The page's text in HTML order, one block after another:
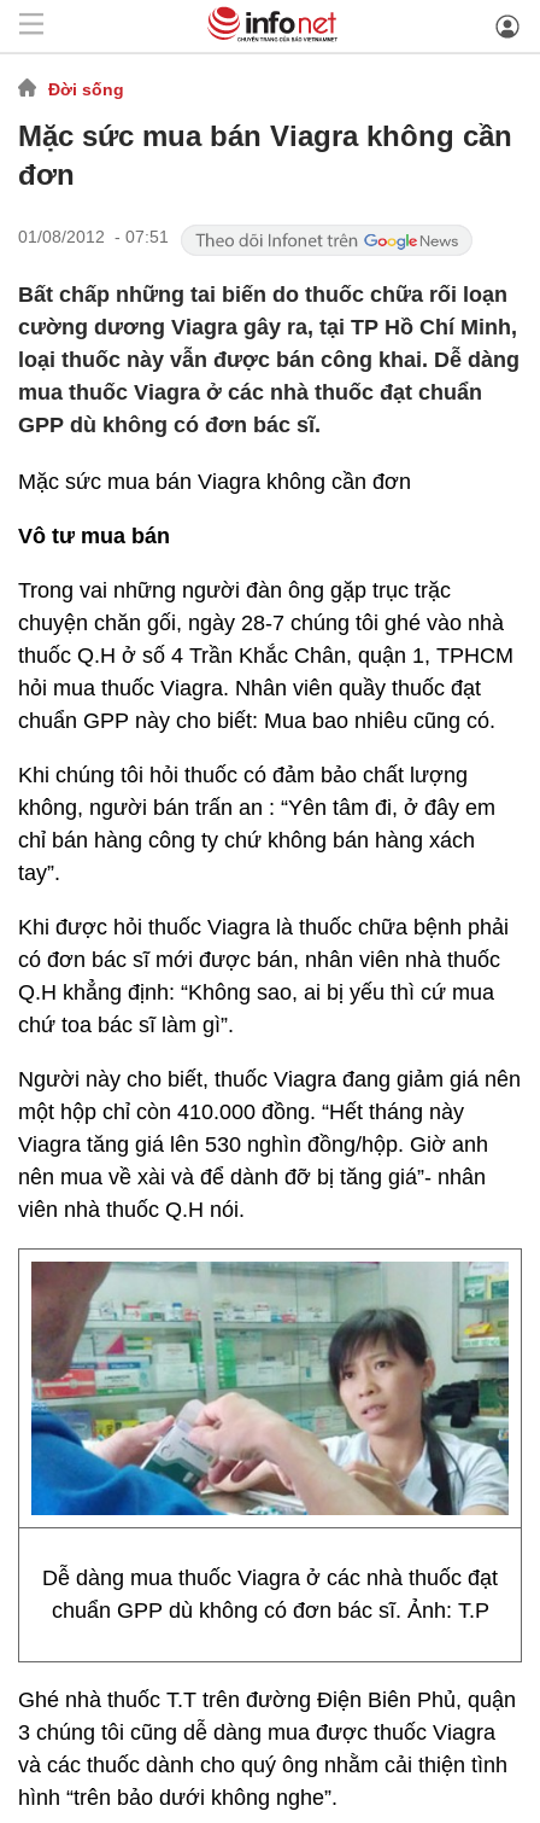
Đời sống
Mặc sức mua bán Viagra không cần
đơn
01/08/2012 - 07:51
Bất chấp những tai biến do thuốc chữa rối loạn
cường dương Viagra gây ra, tại TP Hồ Chí Minh,
loại thuốc này vẫn được bán công khai. Dễ dàng
mua thuốc Viagra ở các nhà thuốc đạt chuẩn
GPP dù không có đơn bác sĩ.
Mặc sức mua bán Viagra không cần đơn
Vô tư mua bán
Trong vai những người đàn ông gặp trục trặc
chuyện chăn gối, ngày 28-7 chúng tôi ghé vào nhà
thuốc Q.H ở số 4 Trần Khắc Chân, quận 1, TPHCM
hỏi mua thuốc Viagra. Nhân viên quầy thuốc đạt
chuẩn GPP này cho biết: Mua bao nhiêu cũng có.
Khi chúng tôi hỏi thuốc có đảm bảo chất lượng
không, người bán trấn an : “Yên tâm đi, ở đây em
chỉ bán hàng công ty chứ không bán hàng xách
tay”.
Khi được hỏi thuốc Viagra là thuốc chữa bệnh phải
có đơn bác sĩ mới được bán, nhân viên nhà thuốc
Q.H khẳng định: “Không sao, ai bị yếu thì cứ mua
chứ toa bác sĩ làm gì”.
Người này cho biết, thuốc Viagra đang giảm giá nên
một hộp chỉ còn 410.000 đồng. “Hết tháng này
Viagra tăng giá lên 530 nghìn đồng/hộp. Giờ anh
nên mua về xài và để dành đỡ bị tăng giá”- nhân
viên nhà thuốc Q.H nói.
Dễ dàng mua thuốc Viagra ở các nhà thuốc đạt
chuẩn GPP dù không có đơn bác sĩ. Ảnh: T.P
Ghé nhà thuốc T.T trên đường Điện Biên Phủ, quận
3 chúng tôi cũng dễ dàng mua được thuốc Viagra
và các thuốc dành cho quý ông nhằm cải thiện tình
hình “trên bảo dưới không nghe”.